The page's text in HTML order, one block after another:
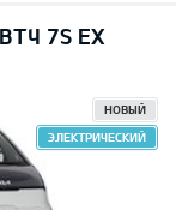
7S EX
НОВЫЙ
ЭЛЕКТРИЧЕСКИЙ